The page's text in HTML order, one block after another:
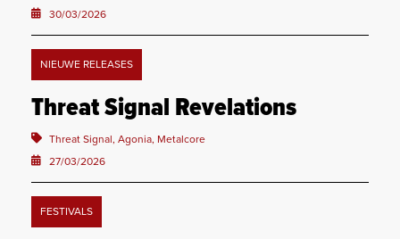
30/03/2026
NIEUWE RELEASES
Threat Signal Revelations
Threat Signal, Agonia, Metalcore
27/03/2026
FESTIVALS